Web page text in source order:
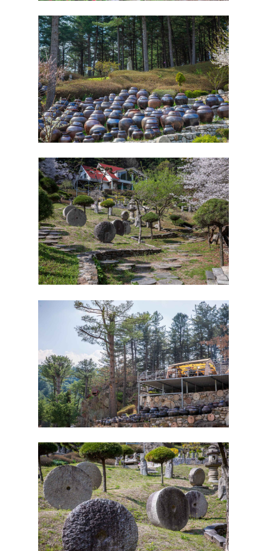
B존 풍경
C존 풍경
계곡존 풍경
A존
연자방아1
연자방아2
연자방아3
연자방아4(2팀)
원두막F
원두막G
공작단풍1
공작단풍2
공작단풍3
데크5
맷돌1
19
20
22
23
24
25
26
27(2팀)
28(2팀)
B존
다듬이1
다듬이2
다듬이3
데크9
데크10
데크11
데크12
옹달샘
잣나무
맷돌2
마추픽추2
29
31
32
33(2팀)
35(2팀)
38
39
C존
데크1
데크2
데크3
데크4
데크6
데크7(2팀)
데크8
원두막A
원두막B
원두막C
소나무
돌배나무
자두나무
마추픽추1
15
16
17
18
계곡존
1번~14번(공통)
14-1(2팀)
원두막D
편의시설
예약안내
예약안내
실시간예약